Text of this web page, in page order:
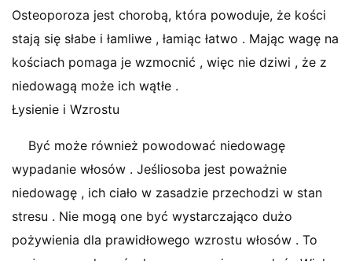
Osteoporoza jest chorobą, która powoduje, że kości
stają się słabe i łamliwe , łamiąc łatwo . Mając wagę na
kościach pomaga je wzmocnić , więc nie dziwi , że z
niedowagą może ich wątłe .
Łysienie i Wzrostu
Być może również powodować niedowagę
wypadanie włosów . Jeśliosoba jest poważnie
niedowagę , ich ciało w zasadzie przechodzi w stan
stresu . Nie mogą one być wystarczająco dużo
pożywienia dla prawidłowego wzrostu włosów . To